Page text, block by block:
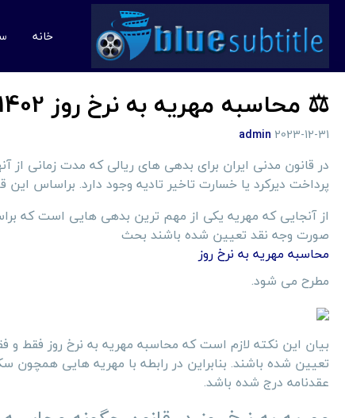
خانه
⚖️ محاسبه مهریه به نرخ روز 1402 در قانون
admin 2023-12-31
در قانون مدنی ایران برای بدهی های ریالی که مدت زمانی
پرداخت دیرکرد یا خسارت تاخیر تادیه وجود دارد. براساس
از آنجایی که مهریه یکی از مهم ترین بدهی هایی است که
صورت وجه نقد تعیین شده باشند بحث
محاسبه مهریه به نرخ روز
مطرح می شود.
بیان این نکته لازم است که محاسبه مهریه به نرخ روز
تعیین شده باشند. بنابراین در رابطه با مهریه هایی همچون
عقدنامه درج شده باشد.